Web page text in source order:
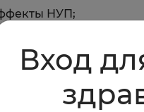
НУП;
НУП и
различных
Вход